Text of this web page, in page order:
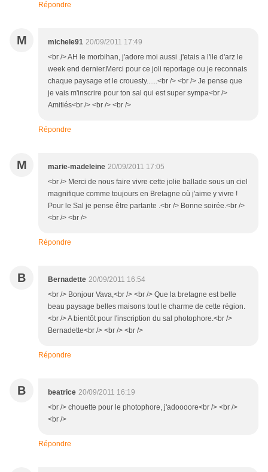
Répondre
M michele91 20/09/2011 17:49
<br /> AH le morbihan, j'adore moi aussi .j'etais a l'ile d'arz le
week end dernier.Merci pour ce joli reportage ou je reconnais
chaque paysage et le crouesty......<br /> <br /> Je pense que
je vais m'inscrire pour ton sal qui est super sympa<br />
Amitiés<br /> <br /> <br />
Répondre
M marie-madeleine 20/09/2011 17:05
<br /> Merci de nous faire vivre cette jolie ballade sous un ciel
magnifique comme toujours en Bretagne où j'aime y vivre !
Pour le Sal je pense être partante .<br /> Bonne soirée.<br />
<br /> <br />
Répondre
B Bernadette 20/09/2011 16:54
<br /> Bonjour Vava,<br /> <br /> Que la bretagne est belle
beau paysage belles maisons tout le charme de cette région.
<br /> A bientôt pour l'inscription du sal photophore.<br />
Bernadette<br /> <br /> <br />
Répondre
B beatrice 20/09/2011 16:19
<br /> chouette pour le photophore, j'adoooore<br /> <br />
<br />
Répondre